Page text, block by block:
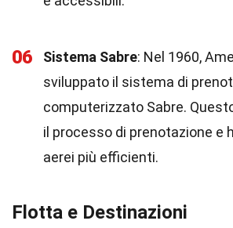
06 Sistema Sabre: Nel 1960,
sviluppato il sistema di
computerizzato Sabre.
il processo di prenotazione e
aerei più efficienti.
Flotta e Destinazioni